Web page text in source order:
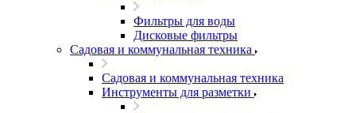
Фильтры для воды
Дисковые фильтры
Садовая и коммунальная техника
Садовая и коммунальная техника
Инструменты для разметки